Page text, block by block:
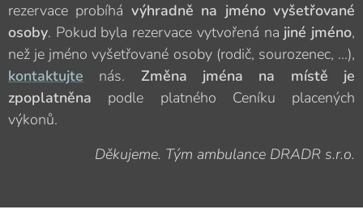
rezervace probíhá výhradně na jméno vyšetřované
osoby. Pokud byla rezervace vytvořená na jiné jméno,
než je jméno vyšetřované osoby (rodič, sourozenec, ...),
kontaktujte nás. Změna jména na místě je
zpoplatněna podle platného Ceníku placených
výkonů.
Děkujeme. Tým ambulance DRADR s.r.o.